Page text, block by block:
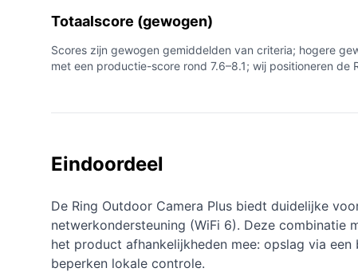
Totaalscore (gewogen)
Scores zijn gewogen gemiddelden van criteria; hogere
met een productie-score rond 7.6–8.1; wij positioneren
Eindoordeel
De Ring Outdoor Camera Plus biedt duidelijke
netwerkondersteuning (WiFi 6). Deze
het product afhankelijkheden mee: opslag via
beperken lokale controle.